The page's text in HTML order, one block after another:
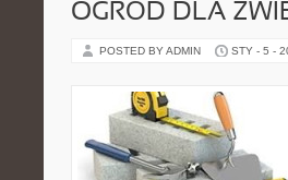
OGRÓD DLA
POSTED BY ADMIN STY - 5 -